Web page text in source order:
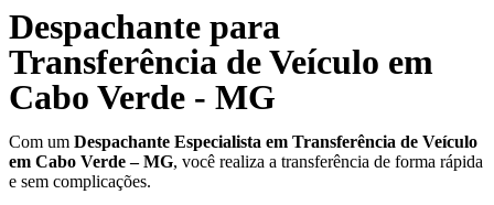
Despachante para
Transferência de Veículo em
Cabo Verde - MG
Com um Despachante Especialista em Transferência de Veículo
em Cabo Verde – MG, você realiza a transferência de forma rápida
e sem complicações.